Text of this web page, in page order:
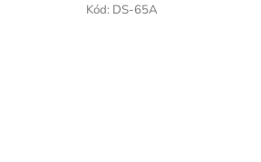
Kód: DS-65A